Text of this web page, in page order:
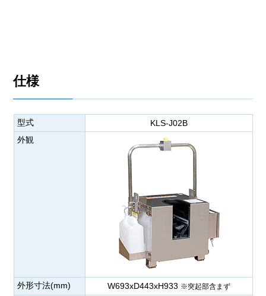
仕様
型式
KLS-J02B
外観
外形寸法(mm) W693xD443xH933 ※突起部含まず